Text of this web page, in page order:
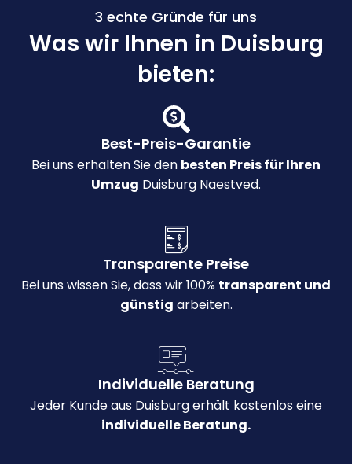
3 echte Gründe für uns
Was wir Ihnen in Duisburg
bieten:
Best-Preis-Garantie
Bei uns erhalten Sie den besten Preis für Ihren
Umzug Duisburg Naestved.
Transparente Preise
Bei uns wissen Sie, dass wir 100% transparent und
günstig arbeiten.
Individuelle Beratung
Jeder Kunde aus Duisburg erhält kostenlos eine
individuelle Beratung.